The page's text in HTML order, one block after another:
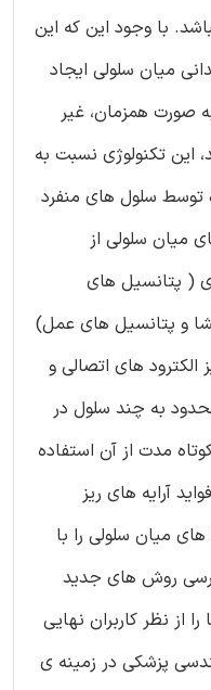
با وجود این که این
میان سلولی ایجاد
صورت همزمان، غیر
این تکنولوژی نسبت به
توسط سلول های منفرد
میان سلولی از
( پتانسیل های
و پتانسیل های عمل)
الکترود های اتصالی و
به چند سلول در
مدت از آن استفاده
آرایه های ریز
های میان سلولی را با
روش های جدید
از نظر کاربران نهایی
پزشکی در زمینه ی